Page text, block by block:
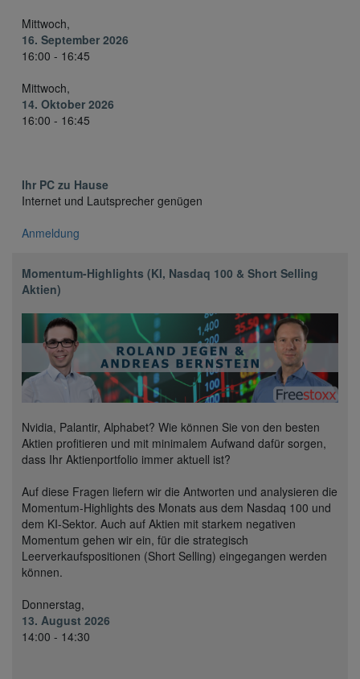
Mittwoch,
16. September 2026
16:00 - 16:45
Mittwoch,
14. Oktober 2026
16:00 - 16:45
Ihr PC zu Hause
Internet und Lautsprecher genügen
Anmeldung
Momentum-Highlights (KI, Nasdaq 100 & Short Selling
Aktien)
Nvidia, Palantir, Alphabet? Wie können Sie von den besten
Aktien profitieren und mit minimalem Aufwand dafür sorgen,
dass Ihr Aktienportfolio immer aktuell ist?
Auf diese Fragen liefern wir die Antworten und analysieren die
Momentum-Highlights des Monats aus dem Nasdaq 100 und
dem KI-Sektor. Auch auf Aktien mit starkem negativen
Momentum gehen wir ein, für die strategisch
Leerverkaufspositionen (Short Selling) eingegangen werden
können.
Donnerstag,
13. August 2026
14:00 - 14:30